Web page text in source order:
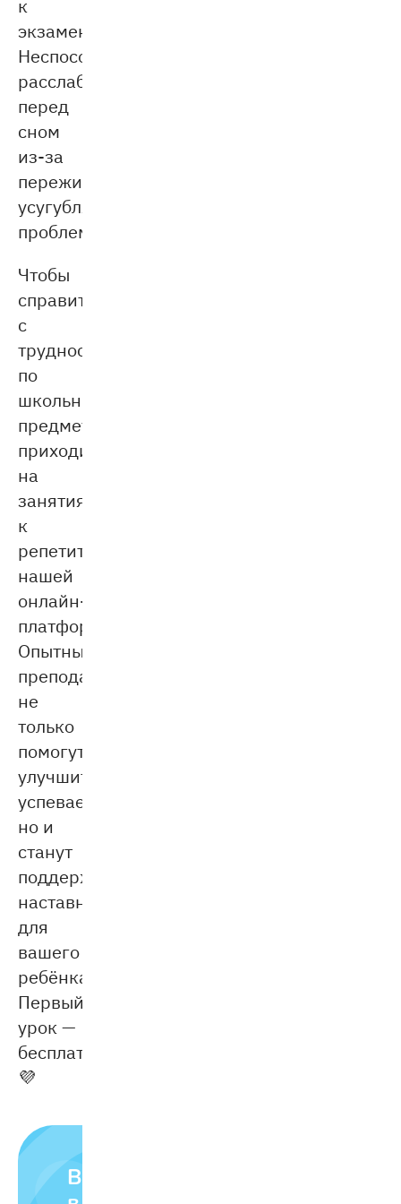
экзаменам.
Неспособность
расслабиться
перед
сном
из-за
переживаний
усугубляет
проблему.
Чтобы
справиться
с
трудностями
по
школьным
предметам,
приходите
на
занятия
к
репетиторам
нашей
онлайн-
платформы.
Опытные
преподаватели
не
только
помогут
улучшить
успеваемость,
но и
станут
поддерживающими
наставниками
для
вашего
ребёнка.
Первый
урок —
бесплатный
💜
Влюбляем